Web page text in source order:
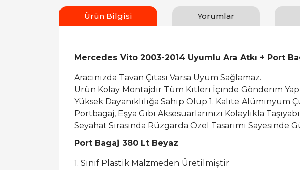
Ürün Bilgisi Yorumlar
Mercedes Vito 2003-2014 Uyumlu Ara Atkı + Port
Aracınızda Tavan Çıtası Varsa Uyum Sağlamaz.
Ürün Kolay Montajdır Tüm Kitleri İçinde Gönderim
Yüksek Dayanıklılığa Sahip Olup 1. Kalite Alüminyum
Portbagaj, Eşya Gibi Aksesuarlarınızı Kolaylıkla
Seyahat Sırasında Rüzgarda Özel Tasarımı Sayesinde
Port Bagaj 380 Lt Beyaz
1. Sınıf Plastik Malzmeden Üretilmiştir